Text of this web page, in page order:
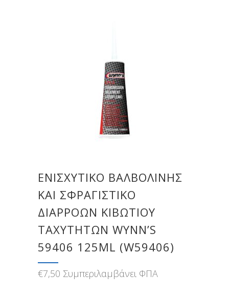
ΕΝΙΣΧΥΤΙΚΌ ΒΑΛΒΟΛΊΝΗΣ
ΚΑΙ ΣΦΡΑΓΙΣΤΙΚΌ
ΔΙΑΡΡΟΏΝ ΚΙΒΩΤΊΟΥ
ΤΑΧΥΤΉΤΩΝ WYNN’S
59406 125ML (W59406)
€7,50 Συμπεριλαμβάνει ΦΠΑ